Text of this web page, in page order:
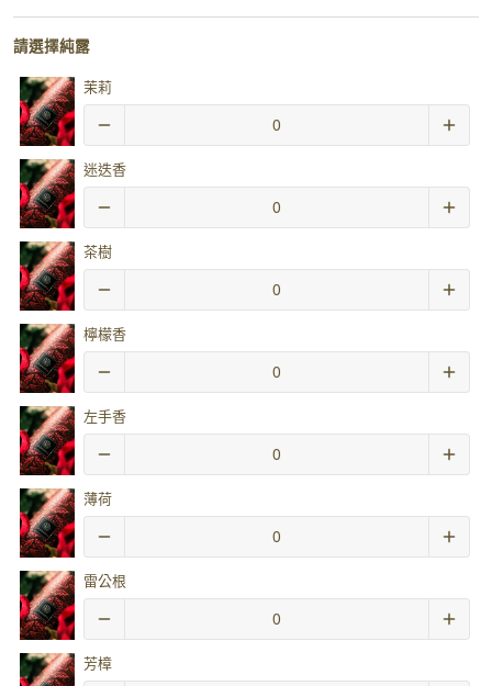
請選擇純露
茉莉
迷迭香
茶樹
檸檬香
左手香
薄荷
雷公根
芳樟